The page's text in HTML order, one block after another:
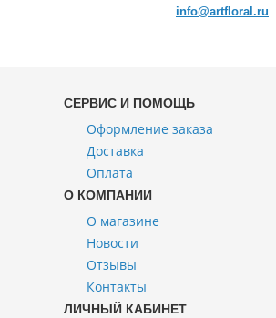
info@artfloral.ru
СЕРВИС И ПОМОЩЬ
Оформление заказа
Доставка
Оплата
О КОМПАНИИ
О магазине
Новости
Отзывы
Контакты
ЛИЧНЫЙ КАБИНЕТ